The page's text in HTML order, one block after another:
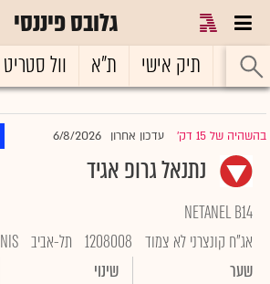
גלובס פיננסי
ראשי תיק אישי ת"א וול סטריט
בהשהיה של 15 דק' |עדכון אחרון 6/8/2026
נתנאל גרופ אגיד
NETANEL B14
אג"ח קונצרני לא צמוד 1208008 תל-אביב NIS
שער
שינוי